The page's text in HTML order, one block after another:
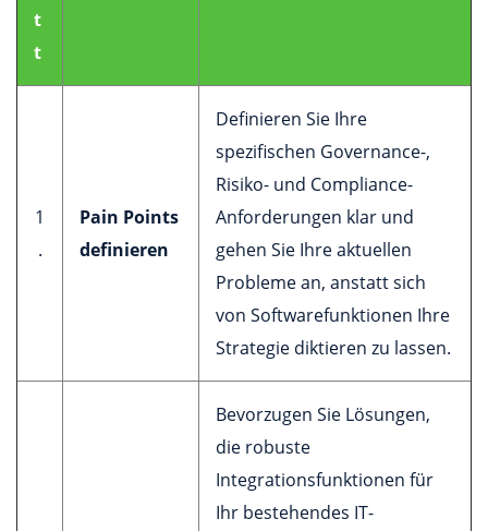
t
t
1
.
Pain Points
definieren
Definieren Sie Ihre
spezifischen Governance-,
Risiko- und Compliance-
Anforderungen klar und
gehen Sie Ihre aktuellen
Probleme an, anstatt sich
von Softwarefunktionen Ihre
Strategie diktieren zu lassen.
Bevorzugen Sie Lösungen,
die robuste
Integrationsfunktionen für
Ihr bestehendes IT-